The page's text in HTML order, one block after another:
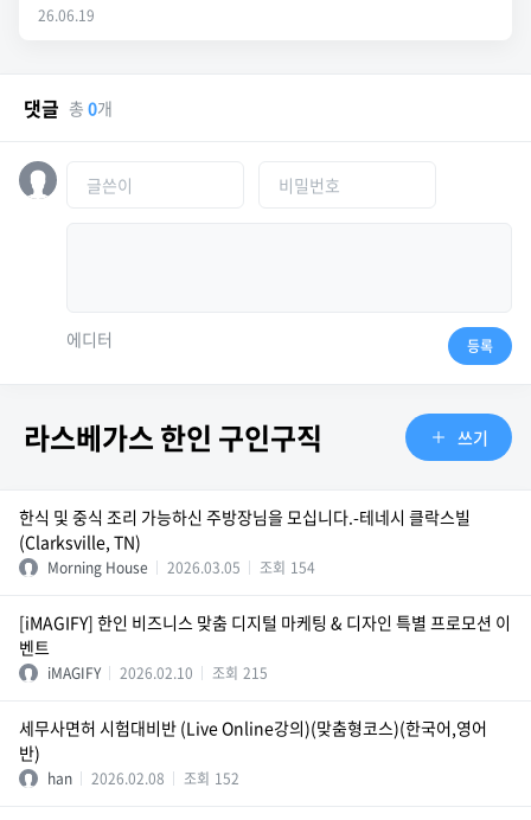
26.06.19
댓글 총 0개
에디터 등록
라스베가스 한인 구인구직 쓰기
한식 및 중식 조리 가능하신 주방장님을 모십니다.-테네시 클락스빌
(Clarksville, TN)
Morning House 2026.03.05 조회 154
[iMAGIFY] 한인 비즈니스 맞춤 디지털 마케팅 & 디자인 특별 프로모션 이
벤트
iMAGIFY 2026.02.10 조회 215
세무사면허 시험대비반 (Live Online강의)(맞춤형코스)(한국어,영어
반)
han 2026.02.08 조회 152